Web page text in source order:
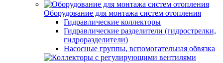
Оборудование для монтажа систем отопления
Гидравлические коллекторы
Гидравлические разделители (гидрострелки,
гидроразделители)
Насосные группы, вспомогательная обвязка